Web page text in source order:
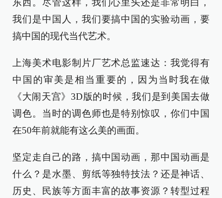
东西。尽管这样，我们心里头还是非常明白，
我们是中国人，我们要搞中国的实验动画，要
搞中国的现代当代艺术。
上海美术电影制片厂艺术总监速达：我觉得有
中国的审美是相当重要的，因为当时我在做
《大闹天宫》3D版的时候，我们是到美国去做
调色。当时的调色师也是特别惊叹，你们中国
在50年前就能有这么美的画面。
坚定走自己的路，搞中国动画，那中国动画是
什么？是水墨、剪纸等独特技法？还是神话、
历史、民族等方面丰富的故事资源？转型过程